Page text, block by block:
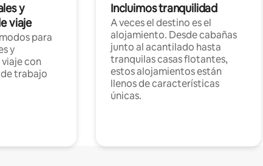
y
viaje
para
y
con
trabajo
Incluimos tranquilidad
A veces el destino es el
alojamiento. Desde cabañas
junto al acantilado hasta
tranquilas casas flotantes,
estos alojamientos están
llenos de características
únicas.